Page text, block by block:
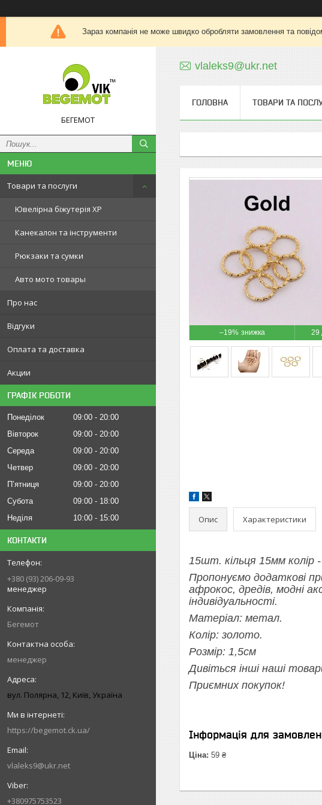
Зараз компанія не може швидко обробляти замовлення та
БЕГЕМОТ
Товари та послуги
Ювелірна біжутерія XP
Канекалон та інструменти
Рюкзаки та сумки
Авто мото товары
Про нас
Відгуки
Оплата та доставка
Акции
ГРАФІК РОБОТИ
Понеділок 09:00
20:00
Вівторок
09:00
20:00
Середа
09:00
20:00
Четвер
09:00
20:00
Пʼятниця
09:00
20:00
Субота
09:00
18:00
Неділя
10:00 15:00
КОНТАКТИ
+380 (93) 206-09-93
менеджер
Бегемот
менеджер
вул. Полярна, 12, Київ, Україна
https://begemot.ck.ua/
vlaleks9@ukr.net
+380975753523
vlaleks9@ukr.net
ГОЛОВНА ТОВАРИ ТА
–19% 29
Опис Характеристики
15шт. кільця 15мм колір
Пропонуємо додаткові
афрокос, дредів, модні
індивідуальності.
Матеріал: метал.
Колір: золото.
Розмір: 1,5см
Дивіться інші наші
Приємних покупок!
Інформація для
Ціна: 59 ₴